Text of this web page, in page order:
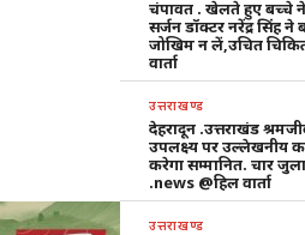
चंपावत . खेलते हुए बच्चे
सर्जन डॉक्टर नरेंद्र सिंह
जोखिम न लें,उचित
वार्ता
उत्तराखण्ड
देहरादून .उत्तराखंड
उपलक्ष्य पर उल्लेखनीय
करेगा सम्मानित. चार
.news @हिल वार्ता
उत्तराखण्ड